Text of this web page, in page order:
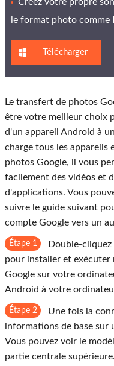
le format photo comme
Télécharger
Le transfert de photos
être votre meilleur choix
d'un appareil Android à
charge tous les appareils
photos Google, il vous
facilement des vidéos et
d'applications. Vous
suivre le guide suivant
compte Google vers un
Étape 1
Double-
pour installer et
Google sur votre
Android à votre
Étape 2
Une fois la
informations de base sur
Vous pouvez voir le
partie centrale